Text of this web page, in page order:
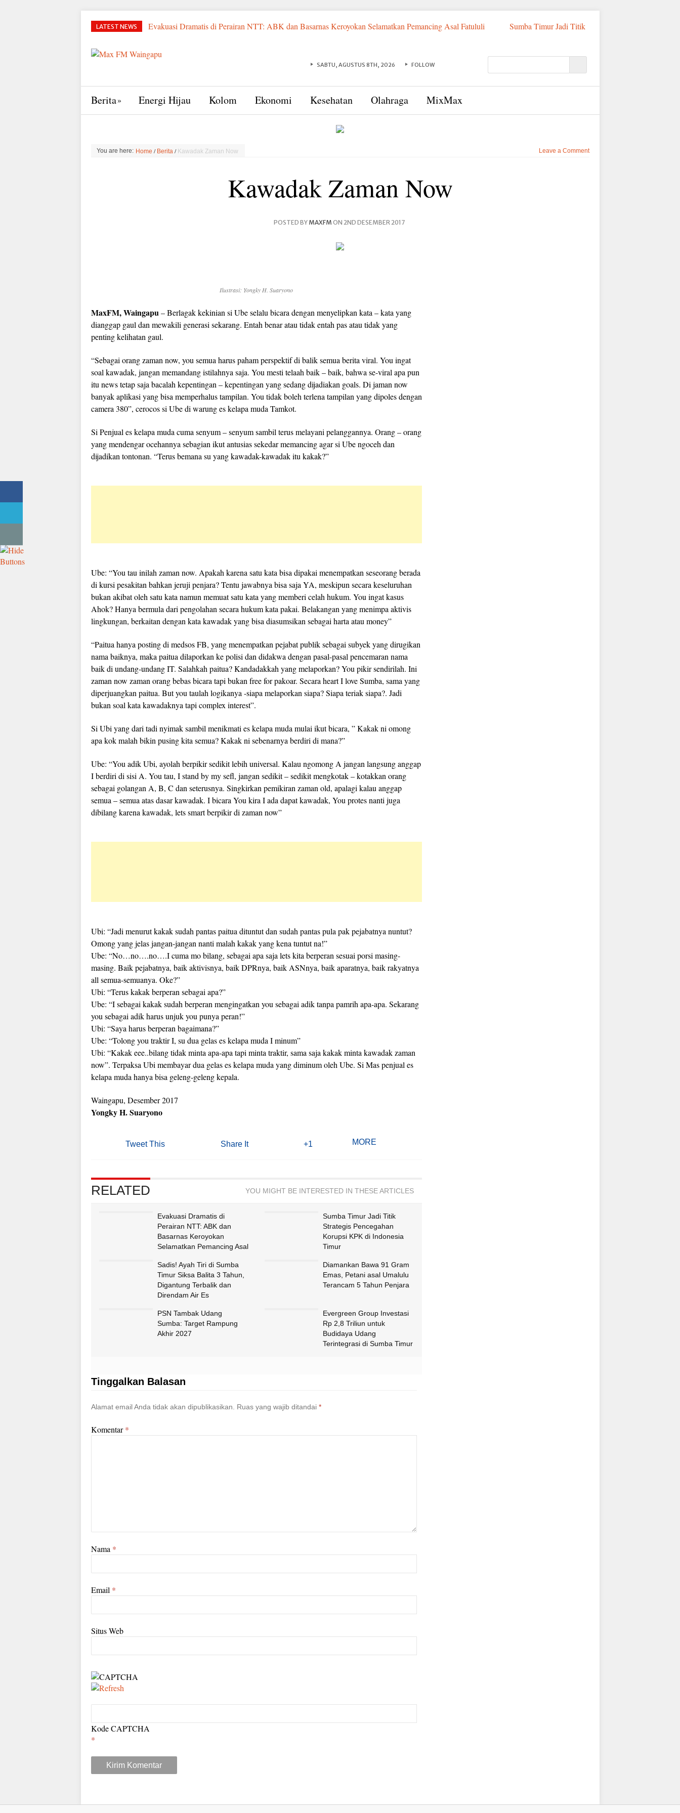
LATEST NEWS Evakuasi Dramatis di Perairan NTT: ABK dan Basarnas Keroyokan Selamatkan Pemancing Asal Fatululi
Sumba Timur Jadi Titik
Udang Sumba: Target Rampung Akhir 2027
Evergreen Group Investasi Rp 2,8 Triliun untuk Budidaya Udang Terintegrasi di
Bupati Resmikan THR dan Humba Merdeka Festival 2026, UMKM Jadi Inisiator Utama
Tiga Menteri Naik
Ngada hingga Sumba Timur Berganti
SABTU, AGUSTUS 8TH, 2026 FOLLOW
Berita Energi Hijau Kolom Ekonomi Kesehatan Olahraga MixMax
You are here: Home / Berita / Kawadak Zaman Now Leave a Comment
Kawadak Zaman Now
POSTED BY MAXFM ON 2ND DESEMBER 2017
Ilustrasi: Yongky H. Suaryono
MaxFM, Waingapu – Berlagak kekinian si Ube selalu bicara dengan menyelipkan kata – kata yang
dianggap gaul dan mewakili generasi sekarang. Entah benar atau tidak entah pas atau tidak yang
penting kelihatan gaul.
“Sebagai orang zaman now, you semua harus paham perspektif di balik semua berita viral. You ingat
soal kawadak, jangan memandang istilahnya saja. You mesti telaah baik – baik, bahwa se-viral apa pun
itu news tetap saja bacalah kepentingan – kepentingan yang sedang dijadiakan goals. Di jaman now
banyak aplikasi yang bisa memperhalus tampilan. You tidak boleh terlena tampilan yang dipoles dengan
camera 380”, cerocos si Ube di warung es kelapa muda Tamkot.
Si Penjual es kelapa muda cuma senyum – senyum sambil terus melayani pelanggannya. Orang – orang
yang mendengar ocehannya sebagian ikut antusias sekedar memancing agar si Ube ngoceh dan
dijadikan tontonan. “Terus bemana su yang kawadak-kawadak itu kakak?”
Ube: “You tau inilah zaman now. Apakah karena satu kata bisa dipakai menempatkan seseorang berada
di kursi pesakitan bahkan jeruji penjara? Tentu jawabnya bisa saja YA, meskipun secara keseluruhan
bukan akibat oleh satu kata namun memuat satu kata yang memberi celah hukum. You ingat kasus
Ahok? Hanya bermula dari pengolahan secara hukum kata pakai. Belakangan yang menimpa aktivis
lingkungan, berkaitan dengan kata kawadak yang bisa diasumsikan sebagai harta atau money”
“Paitua hanya posting di medsos FB, yang menempatkan pejabat publik sebagai subyek yang dirugikan
nama baiknya, maka paitua dilaporkan ke polisi dan didakwa dengan pasal-pasal pencemaran nama
baik di undang-undang IT. Salahkah paitua? Kandadakkah yang melaporkan? You pikir sendirilah. Ini
zaman now zaman orang bebas bicara tapi bukan free for pakoar. Secara heart I love Sumba, sama yang
diperjuangkan paitua. But you taulah logikanya -siapa melaporkan siapa? Siapa teriak siapa?. Jadi
bukan soal kata kawadaknya tapi complex interest”.
Si Ubi yang dari tadi nyimak sambil menikmati es kelapa muda mulai ikut bicara, ” Kakak ni omong
apa kok malah bikin pusing kita semua? Kakak ni sebenarnya berdiri di mana?”
Ube: “You adik Ubi, ayolah berpikir sedikit lebih universal. Kalau ngomong A jangan langsung anggap
I berdiri di sisi A. You tau, I stand by my sefl, jangan sedikit – sedikit mengkotak – kotakkan orang
sebagai golangan A, B, C dan seterusnya. Singkirkan pemikiran zaman old, apalagi kalau anggap
semua – semua atas dasar kawadak. I bicara You kira I ada dapat kawadak, You protes nanti juga
dibilang karena kawadak, lets smart berpikir di zaman now”
Ubi: “Jadi menurut kakak sudah pantas paitua dituntut dan sudah pantas pula pak pejabatnya nuntut?
Omong yang jelas jangan-jangan nanti malah kakak yang kena tuntut na!”
Ube: “No…no….no….I cuma mo bilang, sebagai apa saja lets kita berperan sesuai porsi masing-
masing. Baik pejabatnya, baik aktivisnya, baik DPRnya, baik ASNnya, baik aparatnya, baik rakyatnya
all semua-semuanya. Oke?”
Ubi: “Terus kakak berperan sebagai apa?”
Ube: “I sebagai kakak sudah berperan mengingatkan you sebagai adik tanpa pamrih apa-apa. Sekarang
you sebagai adik harus unjuk you punya peran!”
Ubi: “Saya harus berperan bagaimana?”
Ube: “Tolong you traktir I, su dua gelas es kelapa muda I minum”
Ubi: “Kakak eee..bilang tidak minta apa-apa tapi minta traktir, sama saja kakak minta kawadak zaman
now”. Terpaksa Ubi membayar dua gelas es kelapa muda yang diminum oleh Ube. Si Mas penjual es
kelapa muda hanya bisa geleng-geleng kepala.
Waingapu, Desember 2017
Yongky H. Suaryono
Tweet This Share It +1 MORE
RELATED YOU MIGHT BE INTERESTED IN THESE ARTICLES
Evakuasi Dramatis di
Perairan NTT: ABK dan
Basarnas Keroyokan
Selamatkan Pemancing Asal
Sumba Timur Jadi Titik
Strategis Pencegahan
Korupsi KPK di Indonesia
Timur
Sadis! Ayah Tiri di Sumba
Timur Siksa Balita 3 Tahun,
Digantung Terbalik dan
Direndam Air Es
Diamankan Bawa 91 Gram
Emas, Petani asal Umalulu
Terancam 5 Tahun Penjara
PSN Tambak Udang
Sumba: Target Rampung
Akhir 2027
Evergreen Group Investasi
Rp 2,8 Triliun untuk
Budidaya Udang
Terintegrasi di Sumba Timur
Tinggalkan Balasan
Alamat email Anda tidak akan dipublikasikan. Ruas yang wajib ditandai *
Komentar*
Nama *
Email *
Situs Web
Kode CAPTCHA
*